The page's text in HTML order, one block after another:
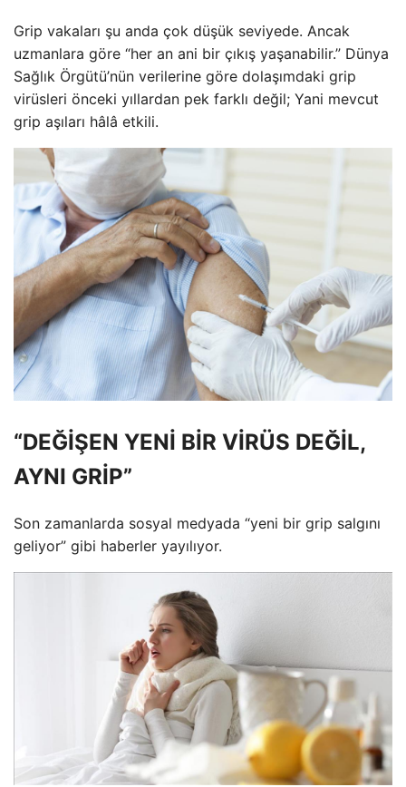
Grip vakaları şu anda çok düşük seviyede. Ancak
uzmanlara göre “her an ani bir çıkış yaşanabilir.” Dünya
Sağlık Örgütü’nün verilerine göre dolaşımdaki grip
virüsleri önceki yıllardan pek farklı değil; Yani mevcut
grip aşıları hâlâ etkili.
“DEĞİŞEN YENİ BİR VİRÜS DEĞİL,
AYNI GRİP”
Son zamanlarda sosyal medyada “yeni bir grip salgını
geliyor” gibi haberler yayılıyor.